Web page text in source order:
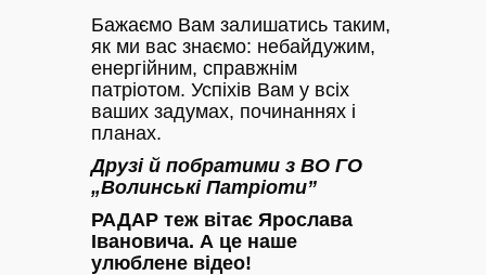
Бажаємо Вам залишатись таким,
як ми вас знаємо: небайдужим,
енергійним, справжнім
патріотом. Успіхів Вам у всіх
ваших задумах, починаннях і
планах.
Друзі й побратими з ВО ГО
„Волинські Патріоти”
РАДАР теж вітає Ярослава
Івановича. А це наше
улюблене відео!